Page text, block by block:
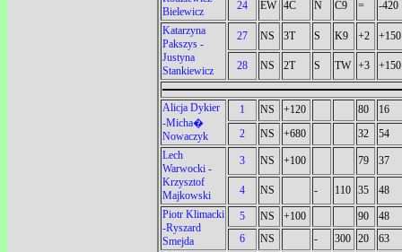
Bielewicz
24 EW 4C N C9 =
-420
Katarzyna
Pakszys -
Justyna
Stankiewicz
27 NS 3T S K9 +2 +150
28 NS 2T S TW +3 +150
Alicja Dykier
-Micha�
Nowaczyk
1 NS +120 80
16
2
NS +680 32
54
Lech
Warwocki -
Krzysztof
Majkowski
3 NS +100 79 37
4 NS - 110 35
48
Piotr Klimacki
-Ryszard
Smejda
5 NS +100 90
48
6
NS - 300 20
63